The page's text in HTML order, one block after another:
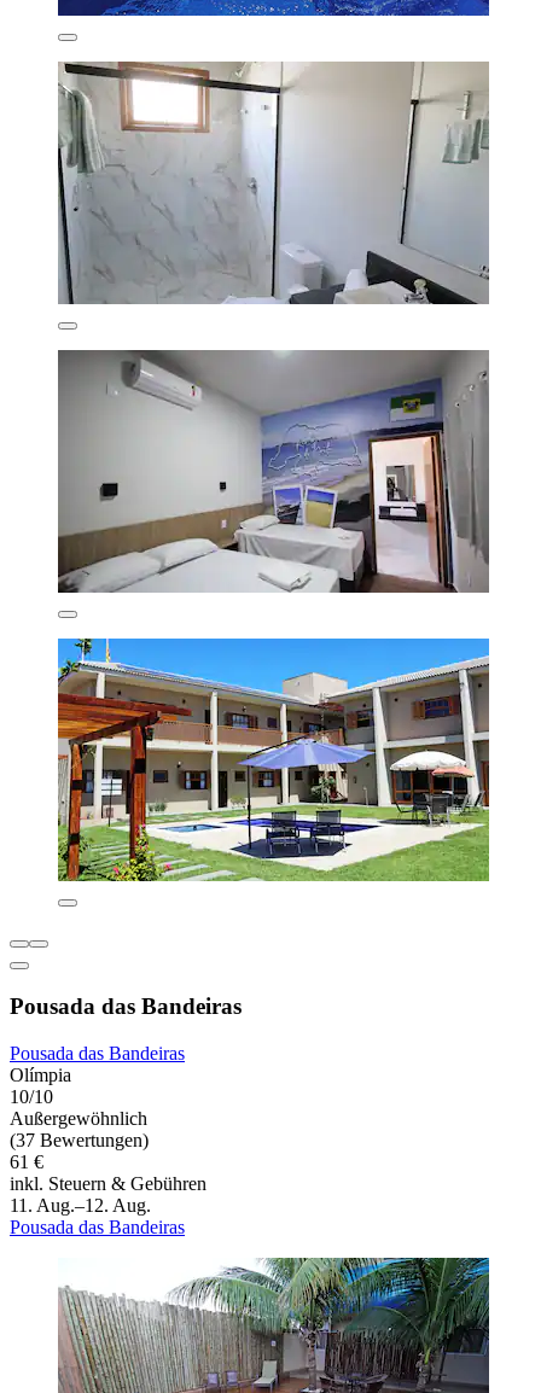
Pousada das Bandeiras
Pousada das Bandeiras
Olímpia
10/10
Außergewöhnlich
(37 Bewertungen)
61 €
inkl. Steuern & Gebühren
11. Aug.–12. Aug.
Pousada das Bandeiras